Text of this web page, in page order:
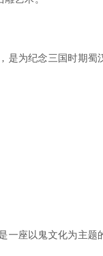
为纪念三国时期蜀
座以鬼文化为主题